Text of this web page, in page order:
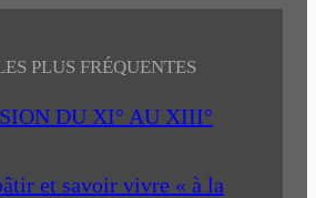
PLUS FRÉQUENTES
DU XI° AU XIII°
et savoir vivre « à la